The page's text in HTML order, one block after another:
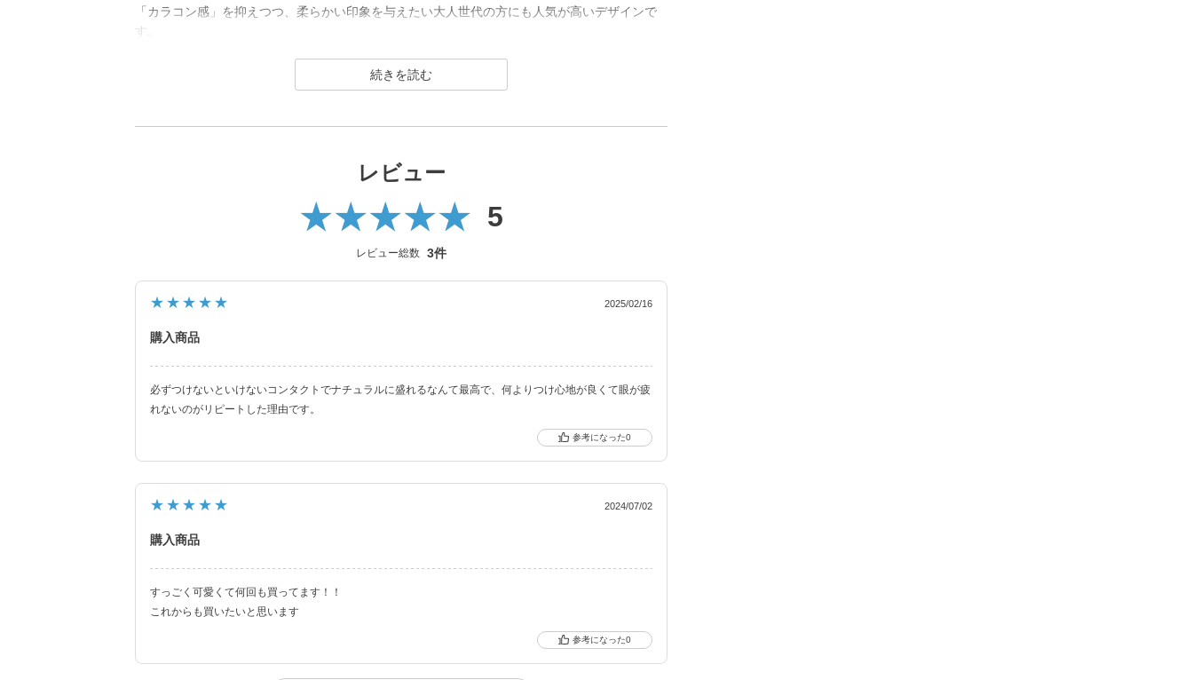
「カラコン感」を抑えつつ、柔らかい印象を与えたい大人世代の方にも人気が高いデザインで
す。
candy magic 1day（キャンディーマジック ワンデー）は2007年発売以来、
ナチュラル系・ハーフ系・盛り系までバリエーション豊富に揃えました。
2021年にはブルーライトカット機能・UVカット機能付きの
ハイスペックレンズへとリニューアル！
更に2025年にはブルーライトカット機能が独自の新技術で、より自然に馴染む透明感あるレン
待望の乱視用カラコン candymagic toric（キャンディーマジック トーリック）も新登場しま
した。
より可愛く、より瞳に優しく進化し続けるブランドです。
レビュー
5
レビュー総数 3件
★★★★★ 2025/02/16
購入商品
必ずつけないといけないコンタクトでナチュラルに盛れるなんて最高で、何よりつけ心地が良くて眼が疲
れないのがリピートした理由です。
0
★★★★★ 2024/07/02
購入商品
すっごく可愛くて何回も買ってます！！
これからも買いたいと思います
0
クーポン詳細